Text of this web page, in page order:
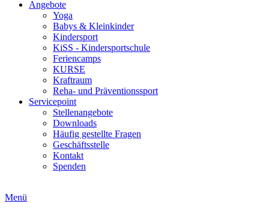
Angebote
Yoga
Babys & Kleinkinder
Kindersport
KiSS - Kindersportschule
Feriencamps
KURSE
Kraftraum
Reha- und Präventionssport
Servicepoint
Stellenangebote
Downloads
Häufig gestellte Fragen
Geschäftsstelle
Kontakt
Spenden
Menü